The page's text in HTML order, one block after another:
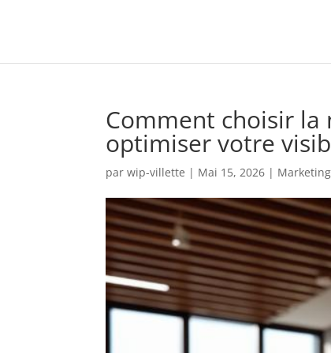
Comment choisir la
optimiser votre
parwip-villette | Mai 15, 2026 | Marketing